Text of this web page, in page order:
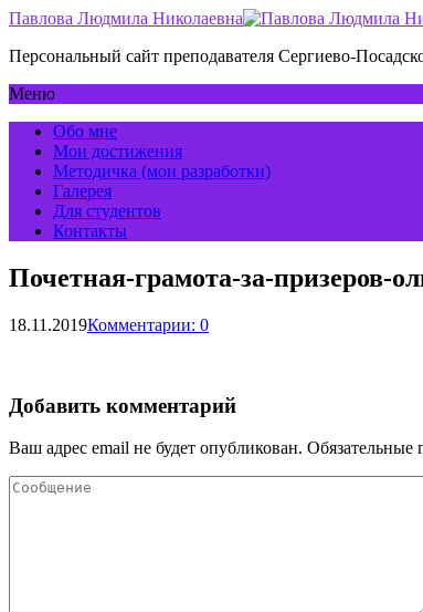
Павлова Людмила Николаевна
Персональный сайт преподавателя Сергиево-
Меню
Обо мне
Мои достижения
Методичка (мои разработки)
Галерея
Для студентов
Контакты
Почетная-грамота-за-призеров-
18.11.2019Комментарии: 0
Добавить комментарий
Ваш адрес email не будет опубликован. Обязательные